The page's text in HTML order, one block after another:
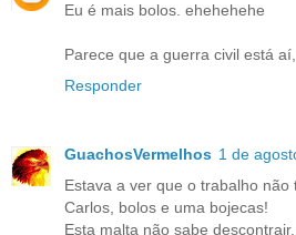
Eu é mais bolos. ehehehehe
Parece que a guerra civil está
Responder
GuachosVermelhos 1 de
Estava a ver que o trabalho não
Carlos, bolos e uma bojecas!
Esta malta não sabe descontrair...